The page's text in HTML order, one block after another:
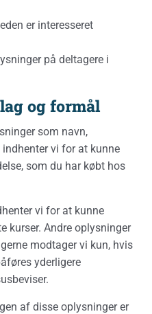
er interesseret
på deltagere i
og formål
som navn,
vi for at kunne
som du har købt hos
vi for at kunne
kurser. Andre oplysninger
modtager vi kun, hvis
yderligere
af disse oplysninger er